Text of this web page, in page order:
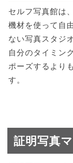
セルフ写真館は
機材を使って自
ない写真スタジ
自分のタイミン
ポーズするより
す。
証明写真